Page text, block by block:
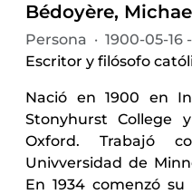
Persona · 1900-05-16
Escritor y filósofo
Nació en 1900 en
Stonyhurst College
Oxford. Trabajó
Univversidad de
En 1934 comenzó